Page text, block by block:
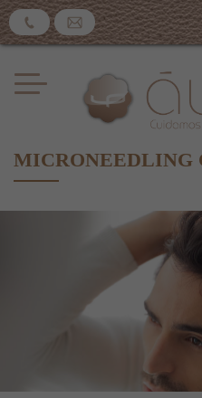
MICRONEEDLING